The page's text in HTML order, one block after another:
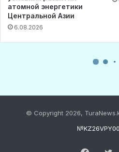
© Copyright 2026,